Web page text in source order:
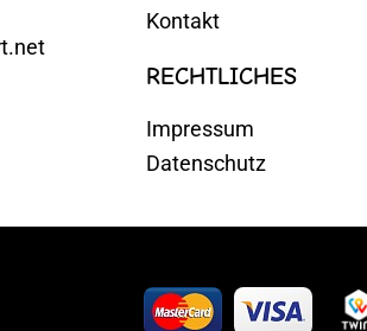
Kontakt
RECHTLICHES
Impressum
Datenschutz